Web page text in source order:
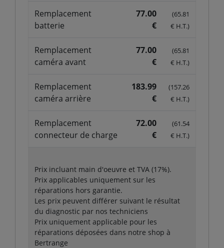
Remplacement
batterie
77.00
€
(65.81
€ H.T.)
Remplacement
caméra avant
77.00
€
(65.81
€ H.T.)
Remplacement
caméra arrière
183.99
€
(157.26
€ H.T.)
Remplacement
connecteur de charge
72.00
€
(61.54
€ H.T.)
Prix incluant main d'oeuvre et TVA (17%).
Prix applicables uniquement sur les
réparations hors garantie.
Les prix peuvent différer suivant le résultat
du diagnostic par nos techniciens
Prix uniquement applicable pour les
réparations déposées dans notre shop à
Bertrange